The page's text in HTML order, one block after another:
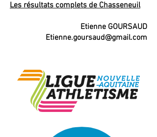
Les résultats complets de Chasseneuil
Etienne GOURSAUD
Etienne.goursaud@gmail.com